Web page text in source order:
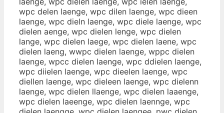
wpc delen laenge, wpc dilen laenge, wpc dieen
laenge, wpc dieln laenge, wpc diele laenge, wpc
dielen aenge, wpc dielen lenge, wpc dielen
lange, wpc dielen laege, wpc dielen laene, wpc
dielen laeng, wwpc dielen laenge, wppc dielen
laenge, wpcc dielen laenge, wpc ddielen laenge,
wpc diielen laenge, wpc dieelen laenge, wpc
diellen laenge, wpc dieleen laenge, wpc dielenn
laenge, wpc dielen llaenge, wpc dielen laaenge,
wpc dielen laeenge, wpc dielen laennge, wpc